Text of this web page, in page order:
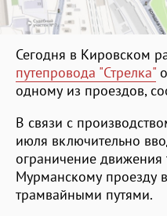
Сегодня в Кировском
путепровода "Стрелка"
одному из проездов,
В связи с
июля включительно
ограничение движения
Мурманскому проезду
трамвайными путями.